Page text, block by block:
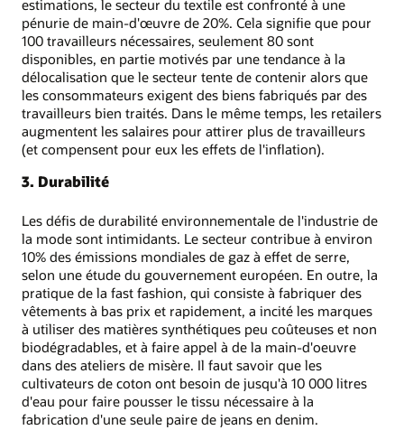
estimations, le secteur du textile est confronté à une
pénurie de main-d'œuvre de 20%. Cela signifie que pour
100 travailleurs nécessaires, seulement 80 sont
disponibles, en partie motivés par une tendance à la
délocalisation que le secteur tente de contenir alors que
les consommateurs exigent des biens fabriqués par des
travailleurs bien traités. Dans le même temps, les retailers
augmentent les salaires pour attirer plus de travailleurs
(et compensent pour eux les effets de l'inflation).
3. Durabilité
Les défis de durabilité environnementale de l'industrie de
la mode sont intimidants. Le secteur contribue à environ
10% des émissions mondiales de gaz à effet de serre,
selon une étude du gouvernement européen. En outre, la
pratique de la fast fashion, qui consiste à fabriquer des
vêtements à bas prix et rapidement, a incité les marques
à utiliser des matières synthétiques peu coûteuses et non
biodégradables, et à faire appel à de la main-d'oeuvre
dans des ateliers de misère. Il faut savoir que les
cultivateurs de coton ont besoin de jusqu'à 10 000 litres
d'eau pour faire pousser le tissu nécessaire à la
fabrication d'une seule paire de jeans en denim.